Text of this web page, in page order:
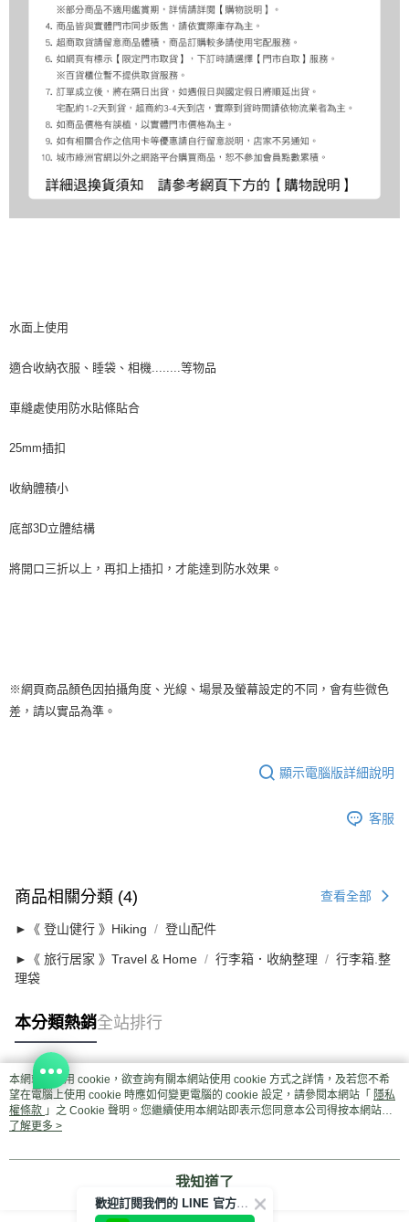
水面上使用
適合收納衣服、睡袋、相機........等物品
車縫處使用防水貼條貼合
25mm插扣
收納體積小
底部3D立體結構
將開口三折以上，再扣上插扣，才能達到防水效果。
※網頁商品顏色因拍攝角度、光線、場景及螢幕設定的不同，會有些微色
差，請以實品為準。
顯示電腦版詳細說明
客服
商品相關分類 (4) 查看全部
►《 登山健行 》Hiking 登山配件
►《 旅行居家 》Travel & Home 行李箱．收納整理
行李箱.整
理袋
本分類熱銷全站排行
熱門標籤
本網站中使用 cookie，欲查詢有關本網站使用 cookie 方式之詳情，及若您不希
望在電腦上使用 cookie 時應如何變更電腦的 cookie 設定，請參閱本網站「 隱私
權條款 」之 Cookie 聲明。您繼續使用本網站即表示您同意本公司得按本網站使
用條款之 Cookie 聲明使用 cookie。
了解更多 >
我知道了
歡迎訂閱我們的 LINE 官方帳號